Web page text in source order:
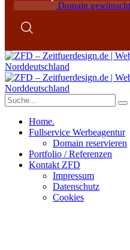
Domain
Home.
Fullservice Werbeagentur
Domain reservieren
Portfolio / Referenzen
Kontakt ZFD
Impressum
Datenschutz
Cookies